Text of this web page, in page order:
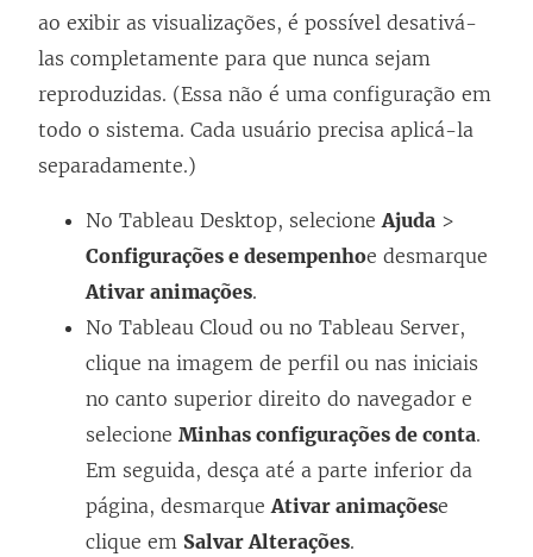
ao exibir as visualizações, é possível desativá-
las completamente para que nunca sejam
reproduzidas. (Essa não é uma configuração em
todo o sistema. Cada usuário precisa aplicá-la
separadamente.)
No Tableau Desktop, selecione Ajuda >
Configurações e desempenhoe desmarque
Ativar animações.
No Tableau Cloud ou no Tableau Server,
clique na imagem de perfil ou nas iniciais
no canto superior direito do navegador e
selecione Minhas configurações de conta.
Em seguida, desça até a parte inferior da
página, desmarque Ativar animaçõese
clique em Salvar Alterações.